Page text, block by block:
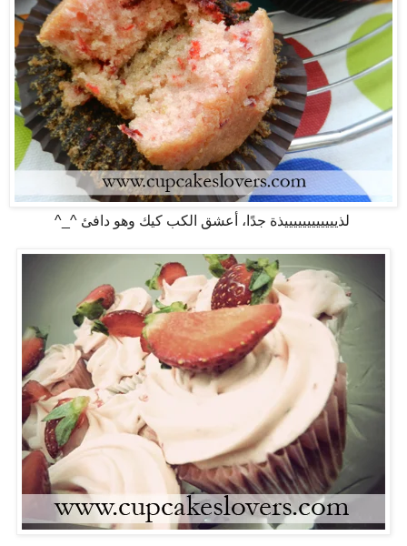
لذييييييييييييذة جدًا، أعشق الكب كيك وهو دافئ ^_^